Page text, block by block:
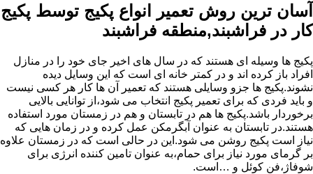
آسان ترین روش تعمیر انواع پکیج توسط پکیج
کار در فراشبند,منطقه فراشبند
پکیج ها وسیله ای هستند که در سال های اخیر جای خود را در منازل
افراد باز کرده اند و در کمتر خانه ای است که این وسایل دیده
نشوند.پکیج ها جزو وسایلی هستند که تعمیر آن ها کار هر کسی نیست
و باید فردی که برای تعمیر پکیج انتخاب می شود،از توانایی بالایی
برخوردار باشد.پکیج ها هم در تابستان و هم در زمستان مورد استفاده
هستند.در تابستان به عنوان آبگرمکن عمل کرده و در زمان هایی که
نیاز است پکیج روشن می شود.این در حالی است که در زمستان علاوه
بر گرمای مورد نیاز برای حمام،به عنوان تامین کننده انرژی برای
شوفاژ،فن کوئل و …است.